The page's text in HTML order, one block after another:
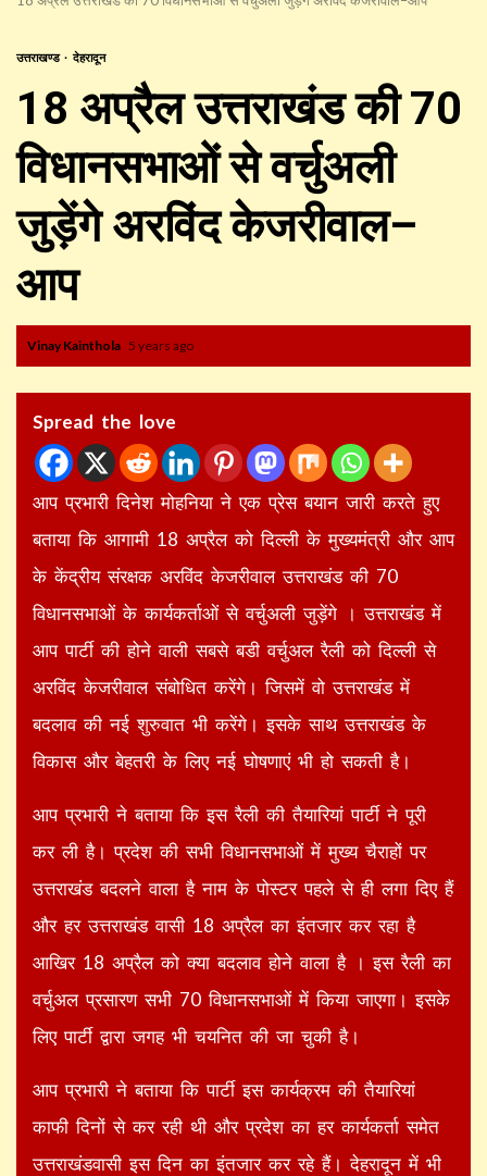
उत्तराखण्ड देहरादून
18 अप्रैल उत्तराखंड की 70
विधानसभाओं से वर्चुअली
जुड़ेंगे अरविंद केजरीवाल–
आप
Vinay Kainthola 5 years ago
Spread the love
आप प्रभारी दिनेश मोहनिया ने एक प्रेस बयान जारी करते हुए
बताया कि आगामी 18 अप्रैल को दिल्ली के मुख्यमंत्री और आप
के केंद्रीय संरक्षक अरविंद केजरीवाल उत्तराखंड की 70
विधानसभाओं के कार्यकर्ताओं से वर्चुअली जुड़ेंगे । उत्तराखंड में
आप पार्टी की होने वाली सबसे बडी वर्चुअल रैली को दिल्ली से
अरविंद केजरीवाल संबोधित करेंगे। जिसमें वो उत्तराखंड में
बदलाव की नई शुरुवात भी करेंगे। इसके साथ उत्तराखंड के
विकास और बेहतरी के लिए नई घोषणाएं भी हो सकती है।
आप प्रभारी ने बताया कि इस रैली की तैयारियां पार्टी ने पूरी
कर ली है। प्रदेश की सभी विधानसभाओं में मुख्य चैराहों पर
उत्तराखंड बदलने वाला है नाम के पोस्टर पहले से ही लगा दिए हैं
और हर उत्तराखंड वासी 18 अप्रैल का इंतजार कर रहा है
आखिर 18 अप्रैल को क्या बदलाव होने वाला है । इस रैली का
वर्चुअल प्रसारण सभी 70 विधानसभाओं में किया जाएगा। इसके
लिए पार्टी द्वारा जगह भी चयनित की जा चुकी है।
आप प्रभारी ने बताया कि पार्टी इस कार्यक्रम की तैयारियां
काफी दिनों से कर रही थी और प्रदेश का हर कार्यकर्ता समेत
उत्तराखंडवासी इस दिन का इंतजार कर रहे हैं। देहरादून में भी